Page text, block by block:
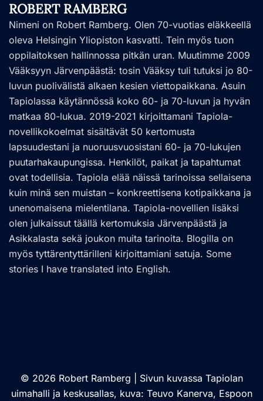
ROBERT RAMBERG
Nimeni on Robert Ramberg. Olen 70-vuotias eläkkeellä
oleva Helsingin Yliopiston kasvatti. Tein myös tuon
oppilaitoksen hallinnossa pitkän uran. Muutimme 2009
Vääksyyn Järvenpäästä: tosin Vääksy tuli tutuksi jo 80-
luvun puolivälistä alkaen kesien viettopaikkana. Asuin
Tapiolassa käytännössä koko 60- ja 70-luvun ja hyvän
matkaa 80-lukua. 2019-2021 kirjoittamani Tapiola-
novellikokoelmat sisältävät 50 kertomusta
lapsuudestani ja nuoruusvuosistani 60- ja 70-lukujen
puutarhakaupungissa. Henkilöt, paikat ja tapahtumat
ovat todellisia. Tapiola elää näissä tarinoissa sellaisena
kuin minä sen muistan – konkreettisena kotipaikkana ja
unenomaisena mielentilana. Tapiola-novellien lisäksi
olen julkaissut täällä kertomuksia Järvenpäästä ja
Asikkalasta sekä joukon muita tarinoita. Blogilla on
myös tyttärentyttärilleni kirjoittamiani satuja. Some
stories I have translated into English.
© 2026 Robert Ramberg | Sivun kuvassa Tapiolan
uimahalli ja keskusallas, kuva: Teuvo Kanerva, Espoon